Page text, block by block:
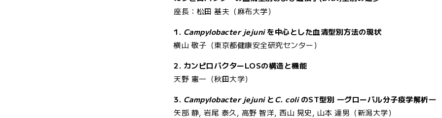
座長：松田 基夫（麻布大学）
1. Campylobacter jejuniを中心とした血清型別方法の現状
横山 敬子（東京都健康安全研究センター）
2. カンピロバクターLOSの構造と機能
天野 憲一（秋田大学）
3. Campylobacter jejuniとC. coliのST型別 ―グローバル分子疫学解析―
矢部 静, 岩尾 泰久, 高野 智洋, 西山 晃史, 山本 達男（新潟大学）